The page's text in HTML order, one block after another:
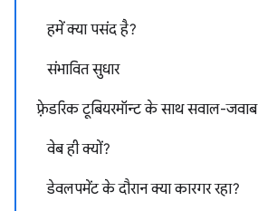
हमें क्या पसंद है?
संभावित सुधार
फ़्रेडरिक टूबियरमॉन्ट के साथ सवाल-जवाब
वेब ही क्यों?
डेवलपमेंट के दौरान क्या कारगर रहा?